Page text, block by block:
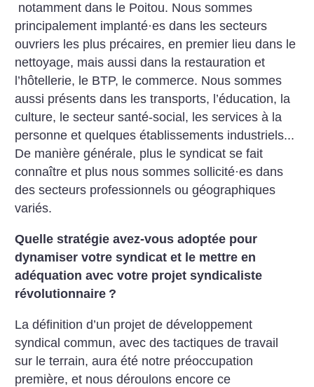
notamment dans le Poitou. Nous sommes
principalement implanté·es dans les secteurs
ouvriers les plus précaires, en premier lieu dans le
­nettoyage, mais aussi dans la ­restauration et
l’hôtellerie, le BTP, le commerce. Nous sommes
aussi présents dans les transports, l’éducation, la
cul­ture, le secteur santé-social, les services à la
personne et quelques établissements industriels...
De manière générale, plus le syndicat se fait
connaître et plus nous sommes sollicité·es dans
des secteurs professionnels ou géographiques
variés.
Quelle stratégie avez-vous adoptée pour
dynamiser votre syndicat et le mettre en
adéquation avec votre projet syndicaliste
révolutionnaire ?
La définition d’un projet de développement
syndical commun, avec des tactiques de travail
sur le terrain, aura été notre préoccupation
première, et nous déroulons encore ce